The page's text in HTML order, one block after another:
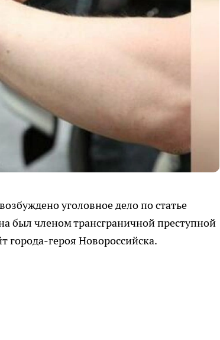
уголовное дело по статье
был членом трансграничной преступной
города-героя Новороссийска.